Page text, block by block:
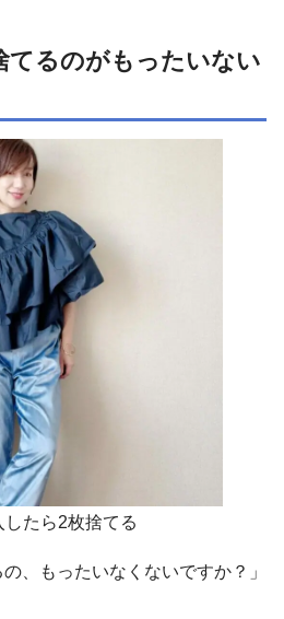
てるのがもったいない
たら2枚捨てる
、もったいなくないですか？」